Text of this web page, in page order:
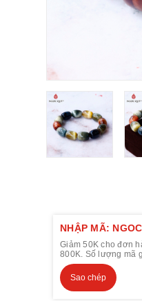
NHẬP MÃ:
Giảm 50K cho đơn
800K. Số lượng mã
Sao chép